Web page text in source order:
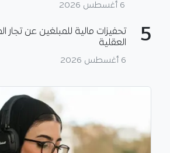
6 أغسطس 2026
5
تحفيزات مالية للمبلغين عن تجار
العقلية
6 أغسطس 2026